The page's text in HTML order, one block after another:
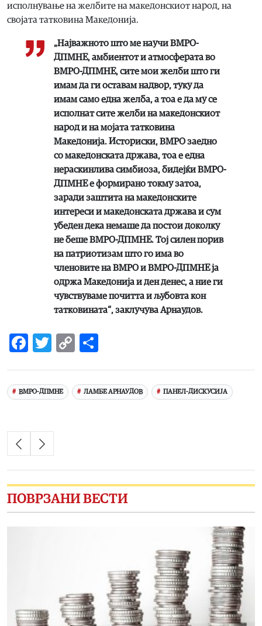
исполнување на желбите на македонскиот народ, на
својата татковина Македонија.
„Најважното што ме научи ВМРО-
ДПМНЕ, амбиентот и атмосферата во
ВМРО-ДПМНЕ, сите мои желби што ги
имам да ги оставам надвор, туку да
имам само една желба, а тоа е да му се
исполнат сите желби на македонскиот
народ и на мојата татковина
Македонија. Историски, ВМРО заедно
со македонската држава, тоа е една
нераскинлива симбиоза, бидејќи ВМРО-
ДПМНЕ е формирано токму затоа,
заради заштита на македонските
интереси и македонската држава и сум
убеден дека немаше да постои доколку
не беше ВМРО-ДПМНЕ. Тој силен порив
на патриотизам што го има во
членовите на ВМРО и ВМРО-ДПМНЕ ја
одржа Македонија и ден денес, а ние ги
чувствуваме почитта и љубовта кон
татковината“, заклучува Арнаудов.
Facebook
Twitter
Copy
ВМРО-ДПМНЕ ЛАМБЕ АРНАУДОВ ПАНЕЛ-ДИСКУСИЈА
ПОВРЗАНИ ВЕСТИ